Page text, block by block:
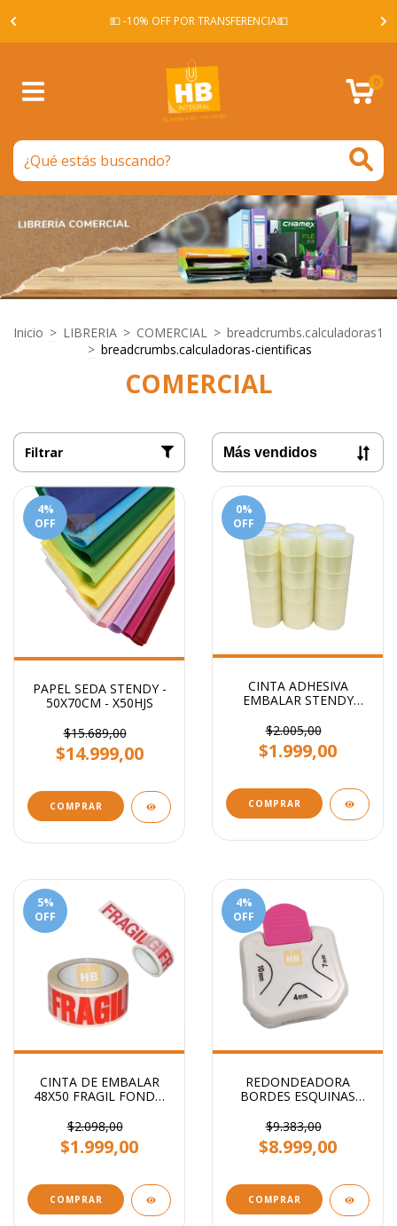
💵 -10% OFF POR TRANSFERENCIA💵
0
Inicio > LIBRERIA > COMERCIAL > breadcrumbs.calculadoras1
> breadcrumbs.calculadoras-cientificas
COMERCIAL
Filtrar
4%
OFF
PAPEL SEDA STENDY -
50X70CM - X50HJS
$15.689,00
$14.999,00
COMPRAR
0%
OFF
CINTA ADHESIVA
EMBALAR STENDY
$2.005,00
$1.999,00
COMPRAR
5%
OFF
CINTA DE EMBALAR
48X50 FRAGIL FONDO
$2.098,00
$1.999,00
COMPRAR
4%
OFF
REDONDEADORA
BORDES ESQUINAS
PRIMERA CALIDAD
$9.383,00
$8.999,00
COMPRAR